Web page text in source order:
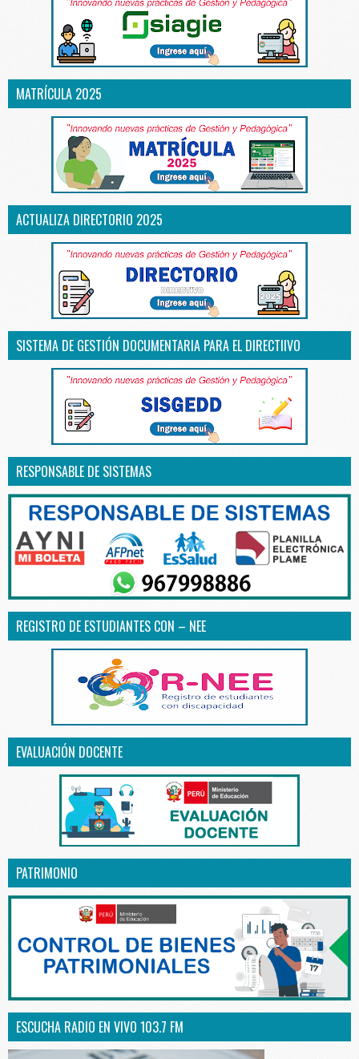
MATRÍCULA 2025
ACTUALIZA DIRECTORIO 2025
SISTEMA DE GESTIÓN DOCUMENTARIA PARA EL DIRECTIIVO
RESPONSABLE DE SISTEMAS
REGISTRO DE ESTUDIANTES CON – NEE
EVALUACIÓN DOCENTE
PATRIMONIO
ESCUCHA RADIO EN VIVO 103.7 FM